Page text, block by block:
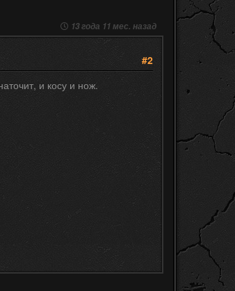
13 года 11 мес. назад
#2
и косу и нож.